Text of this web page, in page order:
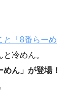
と「8番らーめ
冷めん。
ん」が登場！